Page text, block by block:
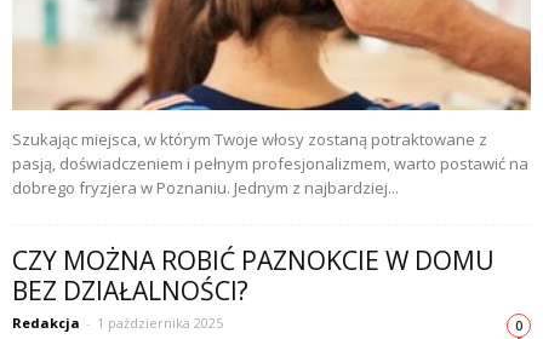
Szukając miejsca, w którym Twoje włosy zostaną potraktowane z
pasją, doświadczeniem i pełnym profesjonalizmem, warto postawić na
dobrego fryzjera w Poznaniu. Jednym z najbardziej...
CZY MOŻNA ROBIĆ PAZNOKCIE W DOMU
BEZ DZIAŁALNOŚCI?
Redakcja - 1 października 2025 0